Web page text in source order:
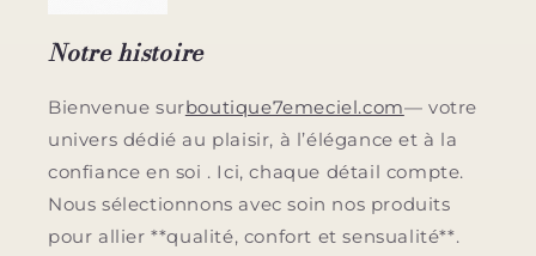
Notre histoire
Bienvenue surboutique7emeciel.com— votre
univers dédié au plaisir, à l’élégance et à la
confiance en soi . Ici, chaque détail compte.
Nous sélectionnons avec soin nos produits
pour allier **qualité, confort et sensualité**.